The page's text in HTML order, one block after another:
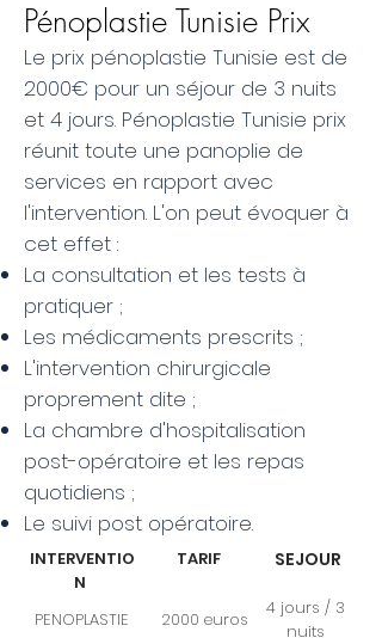
Pénoplastie Tunisie Prix
Le prix pénoplastie Tunisie est de
2000€ pour un séjour de 3 nuits
et 4 jours. Pénoplastie Tunisie prix
réunit toute une panoplie de
services en rapport avec
l'intervention. L'on peut évoquer à
cet effet :
La consultation et les tests à
pratiquer ;
Les médicaments prescrits ;
L'intervention chirurgicale
proprement dite ;
La chambre d'hospitalisation
post-opératoire et les repas
quotidiens ;
Le suivi post opératoire.
lNTERVENTIO
N
TARIF SEJOUR
PENOPLASTIE 2000 euros
4 jours / 3
nuits